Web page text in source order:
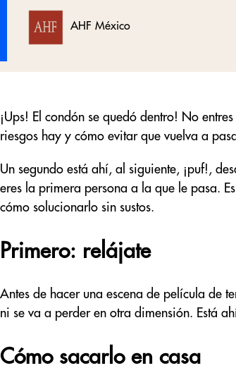
AHF México
¡Ups! El condón se quedó dentro! No
riesgos hay y cómo evitar que vuelva a
Un segundo está ahí, al siguiente, ¡puf!,
eres la primera persona a la que le pasa.
cómo solucionarlo sin sustos.
Primero: relájate
Antes de hacer una escena de película de
ni se va a perder en otra dimensión. Está
Cómo sacarlo en casa